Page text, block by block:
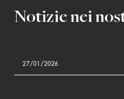
Notizie nei
27/01/2026